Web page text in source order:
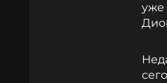
уже